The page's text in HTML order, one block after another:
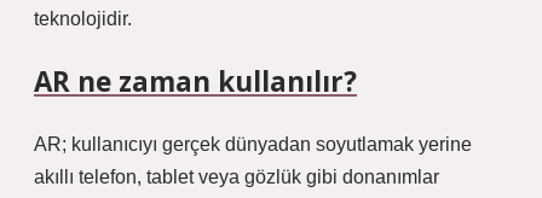
teknolojidir.
AR ne zaman kullanılır?
AR; kullanıcıyı gerçek dünyadan soyutlamak yerine
akıllı telefon, tablet veya gözlük gibi donanımlar